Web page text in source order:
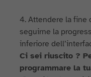
4. Attendere la fine
seguirne la
inferiore
Ci sei riuscito ?
programmare la